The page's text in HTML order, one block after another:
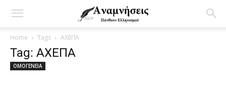
Home Tags ΑΧΕΠΑ
Tag: ΑΧΕΠΑ
ΟΜΟΓΕΝΕΙΑ